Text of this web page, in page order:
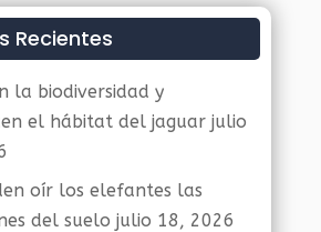
Recientes
la biodiversidad y
el hábitat del jaguar julio
oír los elefantes las
del suelo julio 18, 2026